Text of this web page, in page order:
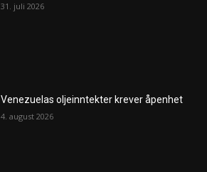
31. juli 2026
Venezuelas oljeinntekter krever åpenhet
4. august 2026